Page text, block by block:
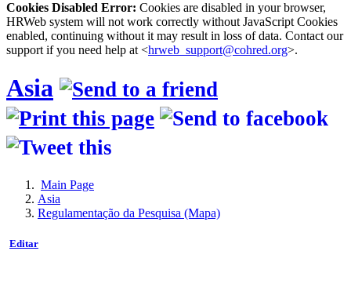
Cookies Disabled Error: Cookies are disabled in your browser,
HRWeb system will not work correctly without JavaScript Cookies
enabled, continuing without it may result in loss of data. Contact our
support if you need help at <hrweb_support@cohred.org>.
Asia
Main Page
Asia
Regulamentação da Pesquisa (Mapa)
Editar